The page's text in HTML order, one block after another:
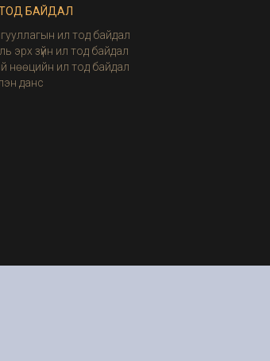
БАЙДАЛ
ил тод байдал
эрх зүйн ил тод байдал
нөөцийн ил тод байдал
данс